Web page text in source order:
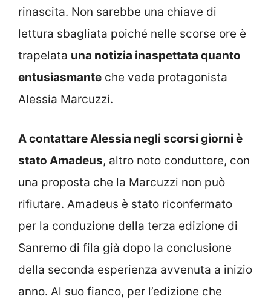
rinascita. Non sarebbe una chiave di
lettura sbagliata poiché nelle scorse ore è
trapelata una notizia inaspettata quanto
entusiasmante che vede protagonista
Alessia Marcuzzi.
A contattare Alessia negli scorsi giorni è
stato Amadeus, altro noto conduttore, con
una proposta che la Marcuzzi non può
rifiutare. Amadeus è stato riconfermato
per la conduzione della terza edizione di
Sanremo di fila già dopo la conclusione
della seconda esperienza avvenuta a inizio
anno. Al suo fianco, per l’edizione che